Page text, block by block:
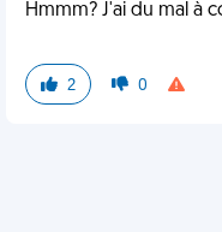
Hmmm? J'ai du mal à
2 0